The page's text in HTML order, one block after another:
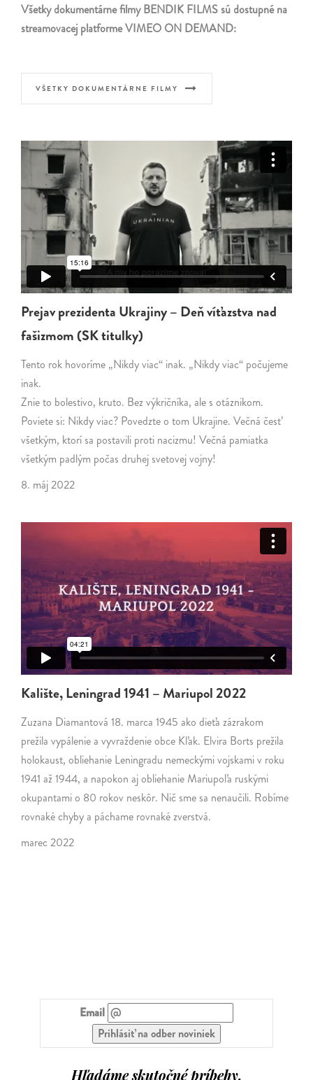
Všetky dokumentárne filmy BENDIK FILMS sú dostupné na
streamovacej platforme VIMEO ON DEMAND:
VŠETKY DOKUMENTÁRNE FILMY
Prejav prezidenta Ukrajiny – Deň víťazstva nad
fašizmom (SK titulky)
Tento rok hovoríme „Nikdy viac“ inak. „Nikdy viac“ počujeme
inak.
Znie to bolestivo, kruto. Bez výkričníka, ale s otáznikom.
Poviete si: Nikdy viac? Povedzte o tom Ukrajine. Večná česť
všetkým, ktorí sa postavili proti nacizmu! Večná pamiatka
všetkým padlým počas druhej svetovej vojny!
8. máj 2022
Kalište, Leningrad 1941 – Mariupol 2022
Zuzana Diamantová 18. marca 1945 ako dieťa zázrakom
prežila vypálenie a vyvraždenie obce Kľak. Elvira Borts prežila
holokaust, obliehanie Leningradu nemeckými vojskami v roku
1941 až 1944, a napokon aj obliehanie Mariupoľa ruskými
okupantami o 80 rokov neskôr. Nič sme sa nenaučili. Robíme
rovnaké chyby a páchame rovnaké zverstvá.
marec 2022
Email
Hľadáme skutočné príbehy.